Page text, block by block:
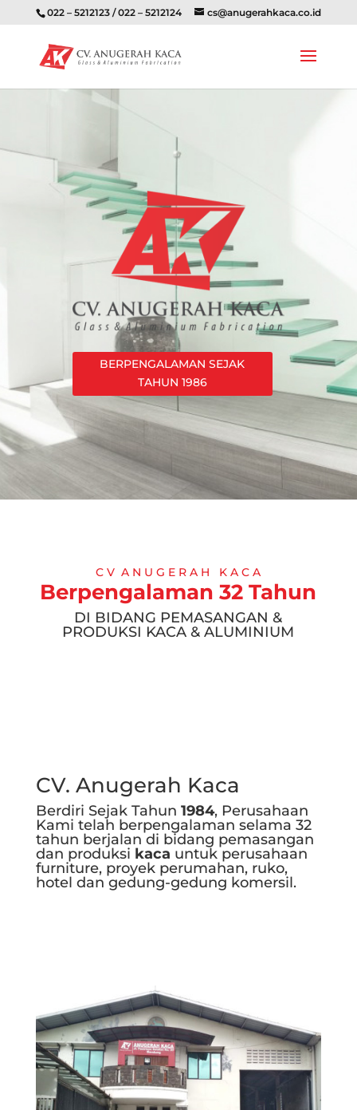
022 – 5212123 / 022 – 5212124 cs@anugerahkaca.co.id
BERPENGALAMAN SEJAK
TAHUN 1986
C V A N U G E R A H K A C A
Berpengalaman 32 Tahun
DI BIDANG PEMASANGAN &
PRODUKSI KACA & ALUMINIUM
CV. Anugerah Kaca
Berdiri Sejak Tahun 1984, Perusahaan
Kami telah berpengalaman selama 32
tahun berjalan di bidang pemasangan
dan produksi kaca untuk perusahaan
furniture, proyek perumahan, ruko,
hotel dan gedung-gedung komersil.